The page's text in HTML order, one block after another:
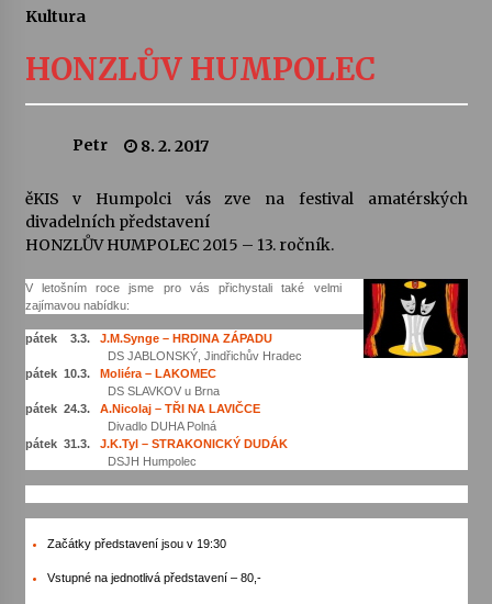
Sukuba Ensemble
4. 8. 2026
Vernisáž výstavy Josefíny Duškové: Stávám se
kapkou
Veselí muzikanti
Pozvánka na integrační festival Quijotova
šedesátka: 28. 7.–1. 8. 2026
28. 7. 2026
Letní koncerty ve Stromovce: Kolchoz a
Jenakaši
Votavžatský ploty
Kultura
HONZLŮV HUMPOLEC
Petr 8. 2. 2017
ěKIS v Humpolci vás zve na festival amatérských
divadelních představení
HONZLŮV HUMPOLEC 2015 – 13. ročník.
V letošním roce jsme pro vás přichystali také velmi
zajímavou nabídku:
pátek 3.3. J.M.Synge – HRDINA ZÁPADU
DS JABLONSKÝ, Jindřichův Hradec
pátek 10.3. Moliéra – LAKOMEC
DS SLAVKOV u Brna
pátek 24.3. A.Nicolaj – TŘI NA LAVIČCE
Divadlo DUHA Polná
pátek 31.3. J.K.Tyl – STRAKONICKÝ DUDÁK
DSJH Humpolec
Začátky představení jsou v 19:30
Vstupné na jednotlivá představení – 80,-